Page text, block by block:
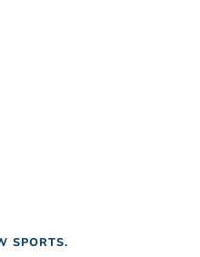
SPORTS.